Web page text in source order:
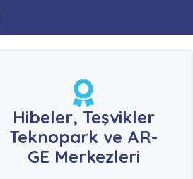
Hibeler, Teşvikler
Teknopark ve AR-
GE Merkezleri